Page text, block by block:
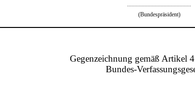
............................................
(Bundespräsident)
Gegenzeichnung gemäß Artikel
Bundes-